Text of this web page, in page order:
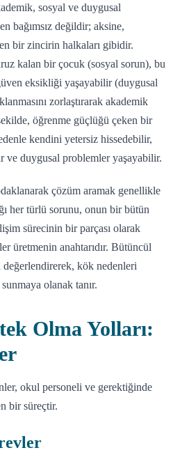
sosyal ve duygusal
bağımsız değildir; aksine,
bir zincirin halkaları gibidir.
kalan bir çocuk (sosyal sorun), bu
eksikliği yaşayabilir (duygusal
zorlaştırarak akademik
öğrenme güçlüğü çeken bir
kendini yetersiz hissedebilir,
ve duygusal problemler yaşayabilir.
çözüm aramak genellikle
her türlü sorunu, onun bir bütün
sürecinin bir parçası olarak
üretmenin anahtarıdır. Bütüncül
değerlendirerek, kök nedenleri
olanak tanır.
Olma Yolları:
okul personeli ve gerektiğinde
bir süreçtir.